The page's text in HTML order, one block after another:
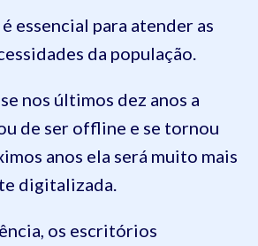
é essencial para atender as
da população.
nos últimos dez anos a
de ser offline e se tornou
anos ela será muito mais
digitalizada.
os escritórios